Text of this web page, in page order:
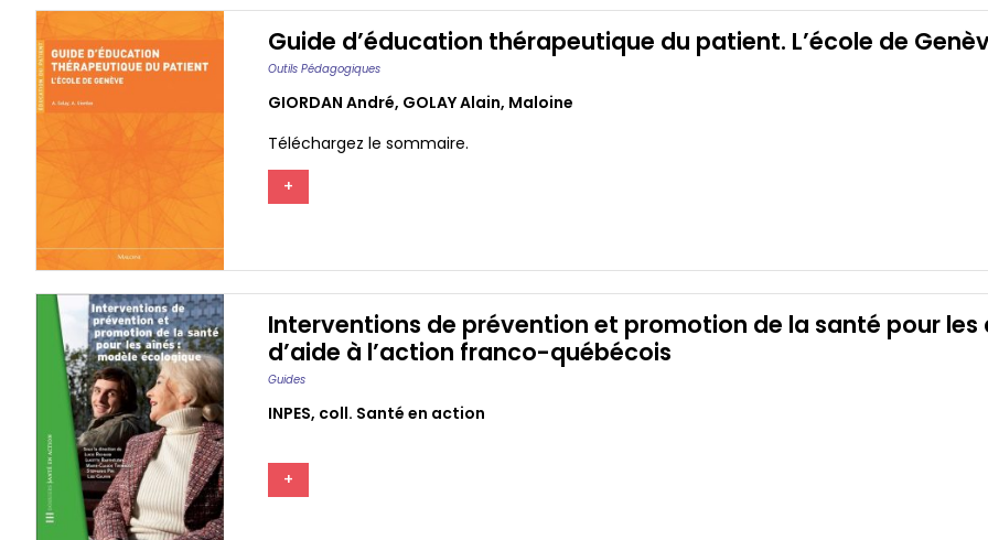
Guide d’éducation thérapeutique du patient. L’école de
Outils Pédagogiques
GIORDAN André, GOLAY Alain, Maloine
Téléchargez le sommaire.
+
Interventions de prévention et promotion de la santé pour les
d’aide à l’action franco-québécois
Guides
INPES, coll. Santé en action
+